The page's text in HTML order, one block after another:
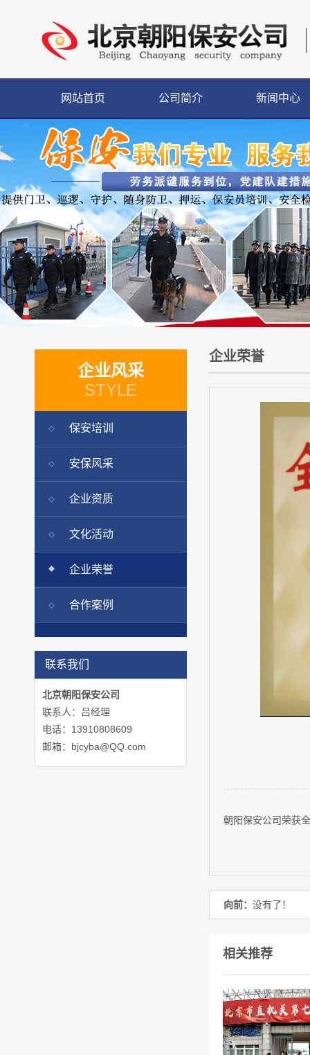
网站首页 公司简介 新闻中心
企业风采
STYLE
保安培训
安保风采
企业资质
文化活动
企业荣誉
合作案例
联系我们
北京朝阳保安公司
联系人：吕经理
电话：13910808609
邮箱：bjcyba@QQ.com
企业荣誉
朝阳保安公司荣获
向前： 没有了！
相关推荐